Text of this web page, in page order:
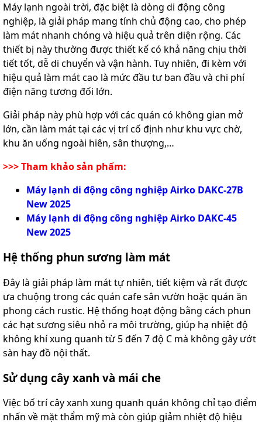
Máy lạnh ngoài trời, đặc biệt là dòng di động công
nghiệp, là giải pháp mang tính chủ động cao, cho phép
làm mát nhanh chóng và hiệu quả trên diện rộng. Các
thiết bị này thường được thiết kế có khả năng chịu thời
tiết tốt, dễ di chuyển và vận hành. Tuy nhiên, đi kèm với
hiệu quả làm mát cao là mức đầu tư ban đầu và chi phí
điện năng tương đối lớn.
Giải pháp này phù hợp với các quán có không gian mở
lớn, cần làm mát tại các vị trí cố định như khu vực chờ,
khu ăn uống ngoài hiên, sân thượng,…
>>> Tham khảo sản phẩm:
Máy lạnh di động công nghiệp Airko DAKC-27B
New 2025
Máy lạnh di động công nghiệp Airko DAKC-45
New 2025
Hệ thống phun sương làm mát
Đây là giải pháp làm mát tự nhiên, tiết kiệm và rất được
ưa chuộng trong các quán cafe sân vườn hoặc quán ăn
phong cách rustic. Hệ thống hoạt động bằng cách phun
các hạt sương siêu nhỏ ra môi trường, giúp hạ nhiệt độ
không khí xung quanh từ 5 đến 7 độ C mà không gây ướt
sàn hay đồ nội thất.
Sử dụng cây xanh và mái che
Việc bố trí cây xanh xung quanh quán không chỉ tạo điểm
nhấn về mặt thẩm mỹ mà còn giúp giảm nhiệt độ hiệu